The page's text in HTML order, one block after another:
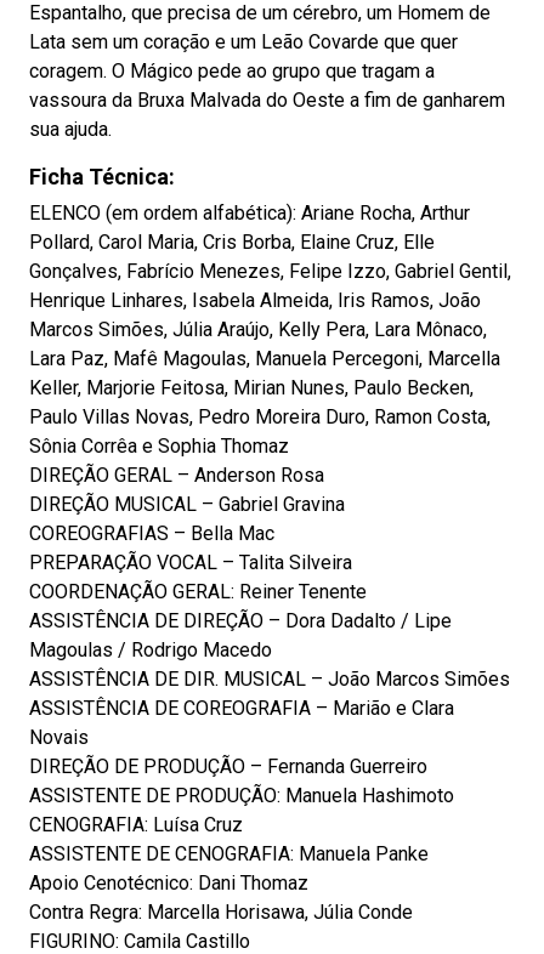
Espantalho, que precisa de um cérebro, um Homem de
Lata sem um coração e um Leão Covarde que quer
coragem. O Mágico pede ao grupo que tragam a
vassoura da Bruxa Malvada do Oeste a fim de ganharem
sua ajuda.
Ficha Técnica:
ELENCO (em ordem alfabética): Ariane Rocha, Arthur
Pollard, Carol Maria, Cris Borba, Elaine Cruz, Elle
Gonçalves, Fabrício Menezes, Felipe Izzo, Gabriel Gentil,
Henrique Linhares, Isabela Almeida, Iris Ramos, João
Marcos Simões, Júlia Araújo, Kelly Pera, Lara Mônaco,
Lara Paz, Mafê Magoulas, Manuela Percegoni, Marcella
Keller, Marjorie Feitosa, Mirian Nunes, Paulo Becken,
Paulo Villas Novas, Pedro Moreira Duro, Ramon Costa,
Sônia Corrêa e Sophia Thomaz
DIREÇÃO GERAL – Anderson Rosa
DIREÇÃO MUSICAL – Gabriel Gravina
COREOGRAFIAS – Bella Mac
PREPARAÇÃO VOCAL – Talita Silveira
COORDENAÇÃO GERAL: Reiner Tenente
ASSISTÊNCIA DE DIREÇÃO – Dora Dadalto / Lipe
Magoulas / Rodrigo Macedo
ASSISTÊNCIA DE DIR. MUSICAL – João Marcos Simões
ASSISTÊNCIA DE COREOGRAFIA – Marião e Clara
Novais
DIREÇÃO DE PRODUÇÃO – Fernanda Guerreiro
ASSISTENTE DE PRODUÇÃO: Manuela Hashimoto
CENOGRAFIA: Luísa Cruz
ASSISTENTE DE CENOGRAFIA: Manuela Panke
Apoio Cenotécnico: Dani Thomaz
Contra Regra: Marcella Horisawa, Júlia Conde
FIGURINO: Camila Castillo